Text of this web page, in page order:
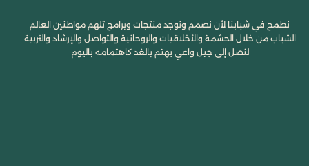
نطمح في شبابنا لأن نصمم ونوجد منتجات وبرامج تلهم مواطنين العالم
الشباب من خلال الحشمة والأخلاقيات والروحانية والتواصل والإرشاد والتربية
لنصل إلى جيل واعي يهتم بالغد كاهتمامه باليوم